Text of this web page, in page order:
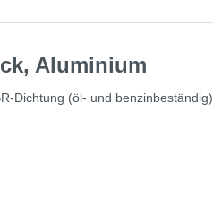
Aluminium
Dichtung (öl- und benzinbeständig).